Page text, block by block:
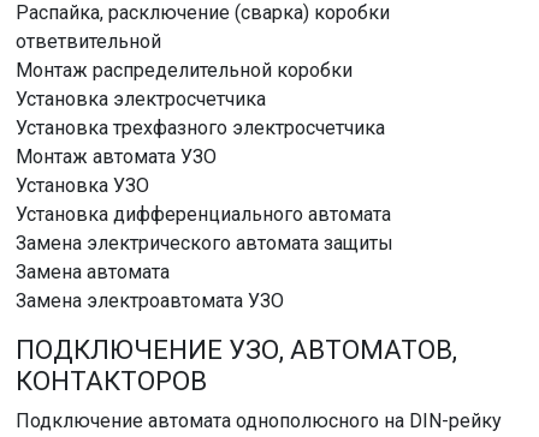
Распайка, расключение (сварка) коробки
ответвительной
Монтаж распределительной коробки
Установка электросчетчика
Установка трехфазного электросчетчика
Монтаж автомата УЗО
Установка УЗО
Установка дифференциального автомата
Замена электрического автомата защиты
Замена автомата
Замена электроавтомата УЗО
ПОДКЛЮЧЕНИЕ УЗО, АВТОМАТОВ,
КОНТАКТОРОВ
Подключение автомата однополюсного на DIN-рейку